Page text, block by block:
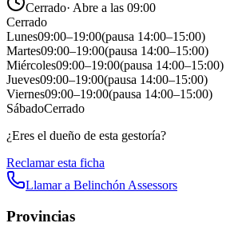
Cerrado· Abre a las 09:00
Cerrado
Lunes09:00–19:00(pausa 14:00–15:00)
Martes09:00–19:00(pausa 14:00–15:00)
Miércoles09:00–19:00(pausa 14:00–15:00)
Jueves09:00–19:00(pausa 14:00–15:00)
Viernes09:00–19:00(pausa 14:00–15:00)
SábadoCerrado
¿Eres el dueño de esta gestoría?
Reclamar esta ficha
Llamar a Belinchón Assessors
Provincias